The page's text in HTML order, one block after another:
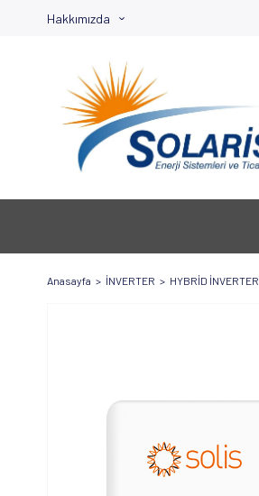
Hakkımızda
Anasayfa İNVERTER HYBRİD İNVERTER